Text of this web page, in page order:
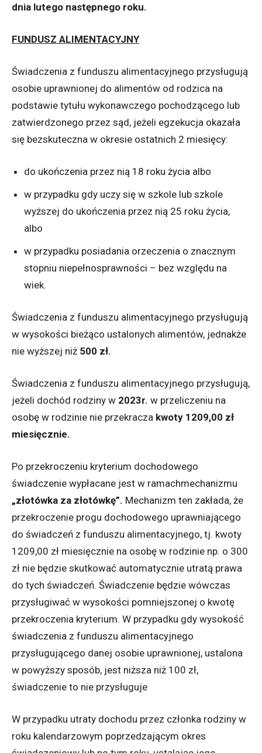
dnia lutego następnego roku.
FUNDUSZ ALIMENTACYJNY
Świadczenia z funduszu alimentacyjnego przysługują
osobie uprawnionej do alimentów od rodzica na
podstawie tytułu wykonawczego pochodzącego lub
zatwierdzonego przez sąd, jeżeli egzekucja okazała
się bezskuteczna w okresie ostatnich 2 miesięcy:
do ukończenia przez nią 18 roku życia albo
w przypadku gdy uczy się w szkole lub szkole
wyższej do ukończenia przez nią 25 roku życia,
albo
w przypadku posiadania orzeczenia o znacznym
stopniu niepełnosprawności – bez względu na
wiek.
Świadczenia z funduszu alimentacyjnego przysługują
w wysokości bieżąco ustalonych alimentów, jednakże
nie wyższej niż 500 zł.
Świadczenia z funduszu alimentacyjnego przysługują,
jeżeli dochód rodziny w 2023r. w przeliczeniu na
osobę w rodzinie nie przekracza kwoty 1209,00 zł
miesięcznie.
Po przekroczeniu kryterium dochodowego
świadczenie wypłacane jest w ramachmechanizmu
„złotówka za złotówkę”. Mechanizm ten zakłada, że
przekroczenie progu dochodowego uprawniającego
do świadczeń z funduszu alimentacyjnego, tj. kwoty
1209,00 zł miesięcznie na osobę w rodzinie np. o 300
zł nie będzie skutkować automatycznie utratą prawa
do tych świadczeń. Świadczenie będzie wówczas
przysługiwać w wysokości pomniejszonej o kwotę
przekroczenia kryterium. W przypadku gdy wysokość
świadczenia z funduszu alimentacyjnego
przysługującego danej osobie uprawnionej, ustalona
w powyższy sposób, jest niższa niż 100 zł,
świadczenie to nie przysługuje
W przypadku utraty dochodu przez członka rodziny w
roku kalendarzowym poprzedzającym okres